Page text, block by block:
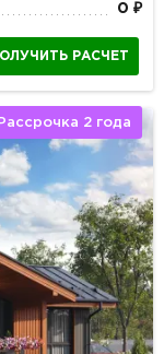
0 ₽
РАСЧЕТ
Рассрочка 2 года